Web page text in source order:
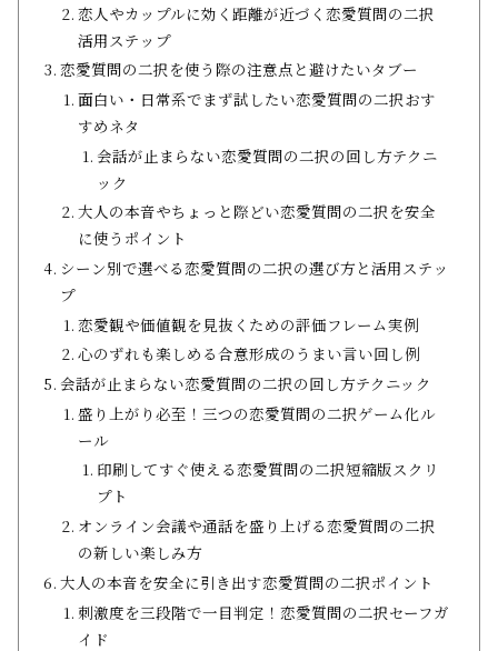
恋人やカップルに効く距離が近づく恋愛質問の二択
活用ステップ
恋愛質問の二択を使う際の注意点と避けたいタブー
面白い・日常系でまず試したい恋愛質問の二択おす
すめネタ
会話が止まらない恋愛質問の二択の回し方テクニ
ック
大人の本音やちょっと際どい恋愛質問の二択を安全
に使うポイント
シーン別で選べる恋愛質問の二択の選び方と活用ステッ
プ
恋愛観や価値観を見抜くための評価フレーム実例
心のずれも楽しめる合意形成のうまい言い回し例
会話が止まらない恋愛質問の二択の回し方テクニック
盛り上がり必至！三つの恋愛質問の二択ゲーム化ル
ール
印刷してすぐ使える恋愛質問の二択短縮版スクリ
プト
オンライン会議や通話を盛り上げる恋愛質問の二択
の新しい楽しみ方
大人の本音を安全に引き出す恋愛質問の二択ポイント
刺激度を三段階で一目判定！恋愛質問の二択セーフガ
イド